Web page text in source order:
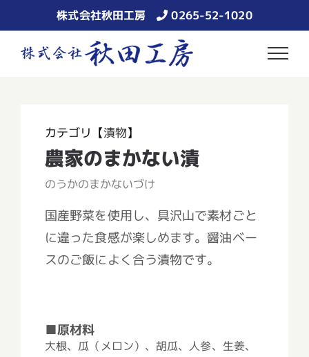
to
content
株式会社秋田工房 0265-52-1020
カテゴリ【漬物】
農家のまかない漬
のうかのまかないづけ
国産野菜を使用し、具沢山で素材ごと
に違った食感が楽しめます。醤油ベー
スのご飯によく合う漬物です。
■原材料
大根、瓜（メロン）、胡瓜、人参、生姜、